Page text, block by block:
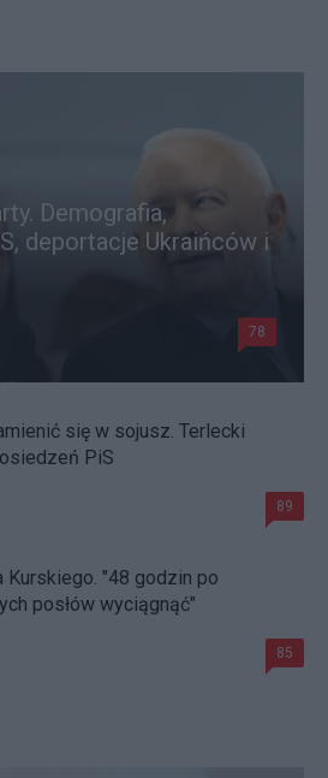
Demografia,
deportacje Ukraińców i
78
się w sojusz. Terlecki
PiS
89
Kurskiego. "48 godzin po
posłów wyciągnąć"
85